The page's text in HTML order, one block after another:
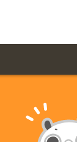
ナルオーダー制作